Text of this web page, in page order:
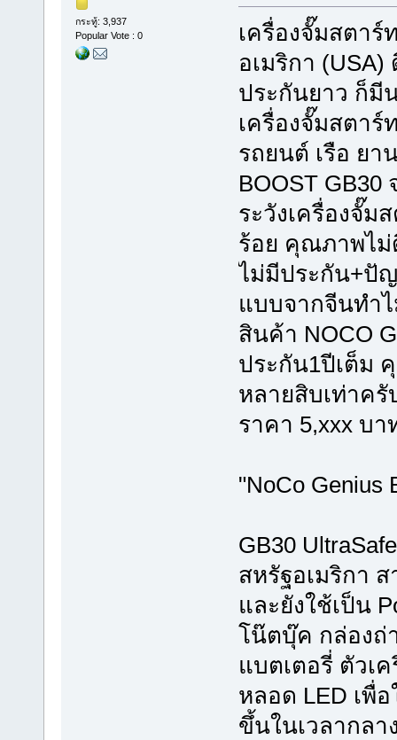
กระทู้: 3,937
Popular Vote : 0
เครื่องจั๊มสตาร์
อเมริกา
ประกันยาว ก็มี
เครื่องจั๊มสตาร์
รถยนต์ เรือ ยา
BOOST GB30
ระวังเครื่องจั๊ม
ร้อย คุณภาพไม่
ไม่มีประกัน+ปั
แบบจากจีนทำ
สินค้า NOCO
ประกัน1ปีเต็ม
หลายสิบเท่าครั
ราคา 5,xxx บา
"NoCo Genius
GB30
สหรัฐอเมริกา
และยังใช้เป็น
โน๊ตบุ๊ค กล่องถ่
แบตเตอรี่ ตัวเ
หลอด LED เพื่
ขึ้นในเวลากลา